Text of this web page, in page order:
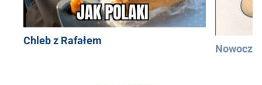
Chleb z Rafałem